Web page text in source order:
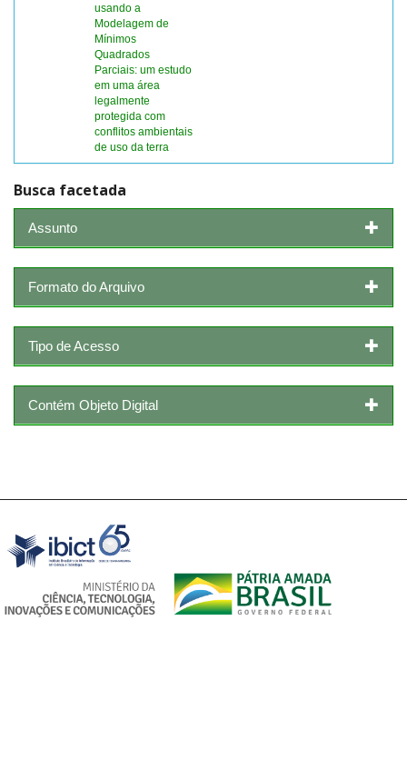
usando a
Modelagem de
Mínimos
Quadrados
Parciais: um estudo
em uma área
legalmente
protegida com
conflitos ambientais
de uso da terra
Busca facetada
Assunto
Formato do Arquivo
Tipo de Acesso
Contém Objeto Digital